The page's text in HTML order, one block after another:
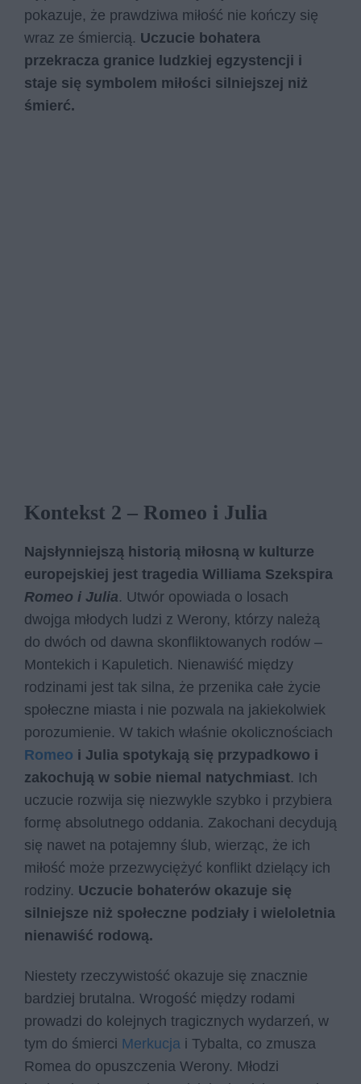
pokazuje, że prawdziwa miłość nie kończy się
wraz ze śmiercią. Uczucie bohatera
przekracza granice ludzkiej egzystencji i
staje się symbolem miłości silniejszej niż
śmierć.
Kontekst 2 – Romeo i Julia
Najsłynniejszą historią miłosną w kulturze
europejskiej jest tragedia Williama Szekspira
Romeo i Julia. Utwór opowiada o losach
dwojga młodych ludzi z Werony, którzy należą
do dwóch od dawna skonfliktowanych rodów –
Montekich i Kapuletich. Nienawiść między
rodzinami jest tak silna, że przenika całe życie
społeczne miasta i nie pozwala na jakiekolwiek
porozumienie. W takich właśnie okolicznościach
Romeo i Julia spotykają się przypadkowo i
zakochują w sobie niemal natychmiast. Ich
uczucie rozwija się niezwykle szybko i przybiera
formę absolutnego oddania. Zakochani decydują
się nawet na potajemny ślub, wierząc, że ich
miłość może przezwyciężyć konflikt dzielący ich
rodziny. Uczucie bohaterów okazuje się
silniejsze niż społeczne podziały i wieloletnia
nienawiść rodową.
Niestety rzeczywistość okazuje się znacznie
bardziej brutalna. Wrogość między rodami
prowadzi do kolejnych tragicznych wydarzeń, w
tym do śmierci Merkucja i Tybalta, co zmusza
Romea do opuszczenia Werony. Młodzi